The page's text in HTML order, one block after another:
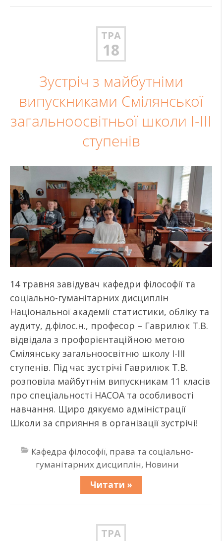
ТРА
18
Зустріч з майбутніми
випускниками Смілянської
загальноосвітньої школи І-ІІІ
ступенів
14 травня завідувач кафедри філософії та
соціально-гуманітарних дисциплін
Національної академії статистики, обліку та
аудиту, д.філос.н., професор – Гаврилюк Т.В.
відвідала з профорієнтаційною метою
Смілянську загальноосвітню школу І-ІІІ
ступенів. Під час зустрічі Гаврилюк Т.В.
розповіла майбутнім випускникам 11 класів
про спеціальності НАСОА та особливості
навчання. Щиро дякуємо адміністрації
Школи за сприяння в організації зустрічі!
Кафедра філософії, права та соціально-
гуманітарних дисциплін, Новини
Читати »
ТРА